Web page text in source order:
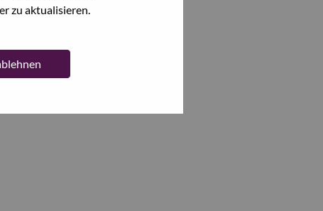
zu aktualisieren.